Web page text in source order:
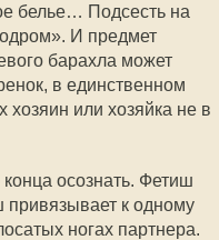
белье… Подсесть на
И предмет
барахла может
в единственном
хозяин или хозяйка не в
осознать. Фетиш
привязывает к одному
ногах партнера.